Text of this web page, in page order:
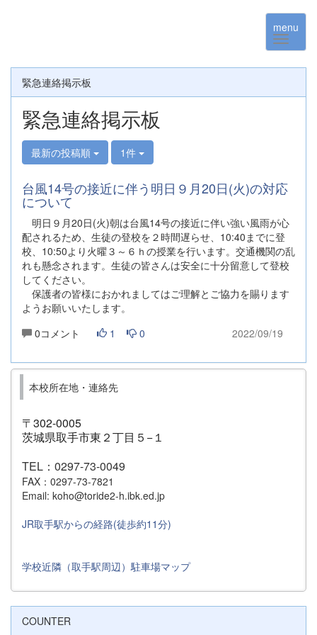
menu
緊急連絡掲示板
緊急連絡掲示板
最新の投稿順 1件
台風14号の接近に伴う明日９月20日(火)の対応
について
明日９月20日(火)朝は台風14号の接近に伴い強い風雨が心
配されるため、生徒の登校を２時間遅らせ、10:40までに登
校、10:50より火曜３～６ｈの授業を行います。交通機関の乱
れも懸念されます。生徒の皆さんは安全に十分留意して登校
してください。
保護者の皆様におかれましてはご理解とご協力を賜ります
ようお願いいたします。
0コメント
1 0 2022/09/19
本校所在地・連絡先
〒302-0005
茨城県取手市東２丁目５−１
TEL：0297-73-0049
FAX：0297-73-7821
Email: koho@toride2-h.ibk.ed.jp
JR取手駅からの経路(徒歩約11分)
学校近隣（取手駅周辺）駐車場マップ
COUNTER